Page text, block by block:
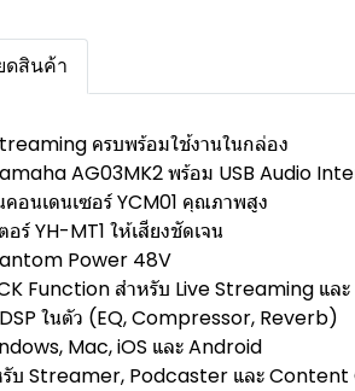
ดสินค้า
ครบพร้อมใช้งานในกล่อง
AG03MK2 พร้อม USB Audio
คอนเดนเซอร์ YCM01 คุณภาพสูง
อร์ YH-MT1 ให้เสียงชัดเจน
Power 48V
Function สำหรับ Live Streaming แล
DSP ในตัว (EQ, Compressor, Reverb)
Mac, iOS และ Android
หรับ Streamer, Podcaster และ